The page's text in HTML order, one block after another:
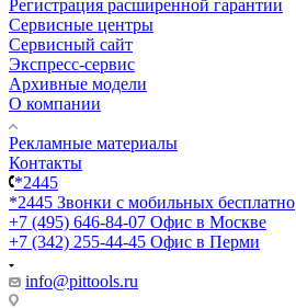
Регистрация расширенной гарантии
Сервисные центры
Сервисный сайт
Экспресс-сервис
Архивные модели
О компании
Рекламные материалы
Контакты
*2445
*2445 Звонки с мобильных бесплатно
+7 (495) 646-84-07 Офис в Москве
+7 (342) 255-44-45 Офис в Перми
info@pittools.ru